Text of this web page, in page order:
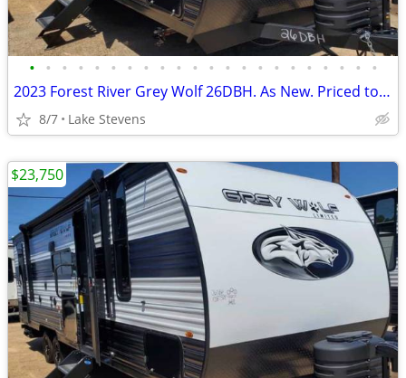
• • • • • • • • • • • • • • • • • • • • • •
2023 Forest River Grey Wolf 26DBH. As New. Priced to move quick. Save$
8/7 Lake Stevens
$23,750